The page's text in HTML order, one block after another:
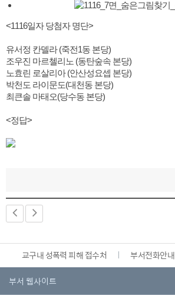
<1116일자 당첨자 명단>
유서정 칸델라 (죽전1동 본당)
조우진 마르첼리노 (동탄숲속 본당)
노효린 로살리아 (안산성요셉 본당)
박천도 라이문도(대천동 본당)
최큰솔 마태오(당수동 본당)
<정답>
교구내 성폭력 피해 접수처 부서전화안내